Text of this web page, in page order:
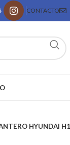
CONTACTO
HYUNDAI